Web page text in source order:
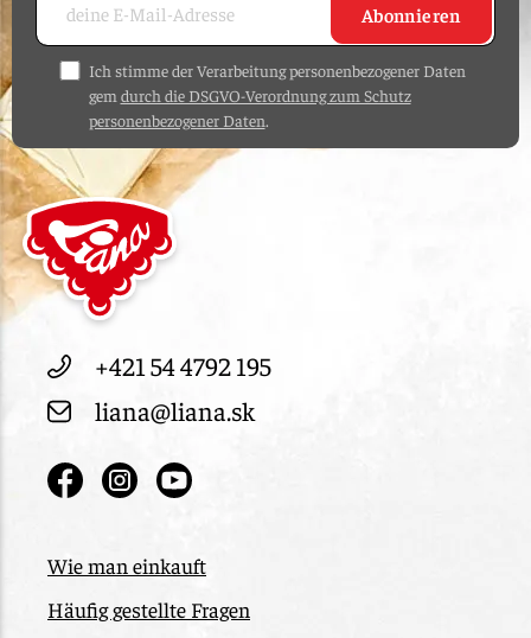
Abonnieren
Ich stimme der Verarbeitung personenbezogener Daten
gem durch die DSGVO-Verordnung zum Schutz
personenbezogener Daten.
+421 54 4792 195
liana@liana.sk
Wie man einkauft
Häufig gestellte Fragen